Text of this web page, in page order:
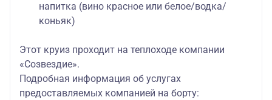
напитка (вино красное или белое/водка/
коньяк)
Этот круиз проходит на теплоходе компании
«Созвездие».
Подробная информация об услугах
предоставляемых компанией на борту: